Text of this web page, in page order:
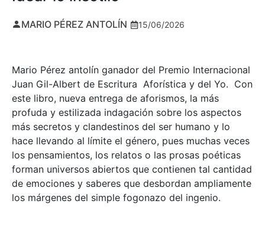
MARIO PÉREZ ANTOLÍN 15/06/2026
Mario Pérez antolín ganador del Premio Internacional
Juan Gil-Albert de Escritura Aforística y del Yo. Con
este libro, nueva entrega de aforismos, la más
profuda y estilizada indagación sobre los aspectos
más secretos y clandestinos del ser humano y lo
hace llevando al límite el género, pues muchas veces
los pensamientos, los relatos o las prosas poéticas
forman universos abiertos que contienen tal cantidad
de emociones y saberes que desbordan ampliamente
los márgenes del simple fogonazo del ingenio.